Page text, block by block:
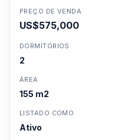
PREÇO DE VENDA
US$575,000
DORMITÓRIOS
2
ÁREA
155 m2
LISTADO COMO
Ativo